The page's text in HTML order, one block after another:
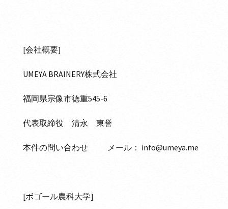
[会社概要]
UMEYA BRAINERY株式会社
福岡県宗像市徳重545-6
代表取締役 清永 東誉
本件の問い合わせ メール： info@umeya.me
[ボゴール農科大学]